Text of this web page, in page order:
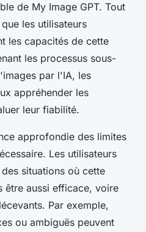
de My Image GPT. Tout
les utilisateurs
les capacités de cette
les processus sous-
par l'IA, les
appréhender les
leur fiabilité.
approfondie des limites
Les utilisateurs
situations où cette
être aussi efficace, voire
Par exemple,
ou ambiguës peuvent